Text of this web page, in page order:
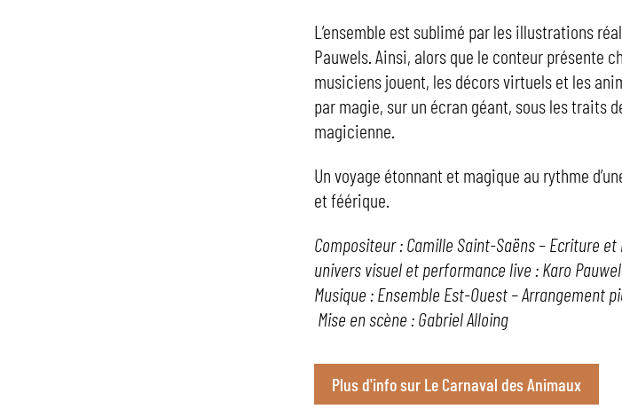
L’ensemble est sublimé par les illustrations
Pauwels. Ainsi, alors que le conteur présente
musiciens jouent, les décors virtuels et les
par magie, sur un écran géant, sous les traits
magicienne.
Un voyage étonnant et magique au rythme
et féérique.
Compositeur : Camille Saint-Saëns – Ecriture
univers visuel et performance live : Karo
Musique : Ensemble Est-Ouest – Arrangement
Mise en scène : Gabriel Alloing
Plus d'info sur Le Carnaval des Animaux